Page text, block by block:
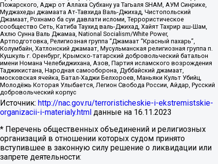
Пожарского, Аджр от Аллаха Субхану уа Тагьаля SHAM, АУМ Синрике,
Муджахеды джамаата Ат-Тавхида Валь-Джихад, Чистопольский
Джамаат, Рохнамо ба суи давлати исломи, Террористическое
сообщество Сеть, Катиба Таухид валь-Джихад, Хайят Тахрир аш-Шам,
Ахлю Сунна Валь Джамаа, National Socialism/White Power,
Артподготовка, Религиозная группа “Джамаат “Красный пахарь”,
Колумбайн, Хатлонский джамаат, Мусульманская религиозная группа п.
Кушкуль г. Оренбург, Крымско-татарский добровольческий батальон
имени Номана Челебиджихана, Азов, Партия исламского возрождения
Таджикистана, Народная самооборона, Дуббайский джамаат,
московская ячейка, Батал-Хаджи Белхороев, Маньяки Культ Убийц,
Молодёжь Которая Улыбается, Легион Свобода России, Айдар, Русский
добровольческий корпус
Источник: http://nac.gov.ru/terroristicheskie-i-ekstremistskie-
organizacii-i-materialy.html данные на 16.11.2023
* Перечень общественных объединений и религиозных
организаций в отношении которых судом принято
вступившее в законную силу решение о ликвидации или
запрете деятельности: